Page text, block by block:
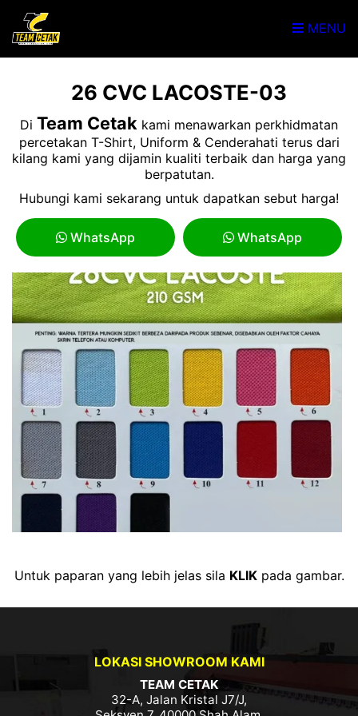
MENU
26 CVC LACOSTE-03
Di Team Cetak kami menawarkan perkhidmatan
percetakan T-Shirt, Uniform & Cenderahati terus dari
kilang kami yang dijamin kualiti terbaik dan harga yang
berpatutan.
Hubungi kami sekarang untuk dapatkan sebut harga!
WhatsApp WhatsApp
Untuk paparan yang lebih jelas sila KLIKpada gambar.
LOKASI SHOWROOM KAMI
TEAM CETAK
32-A, Jalan Kristal J7/J,